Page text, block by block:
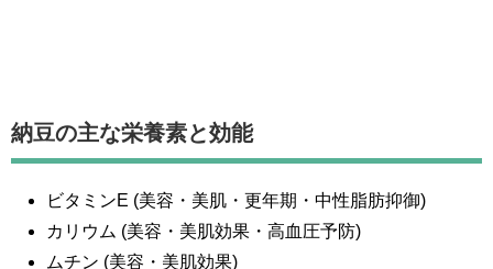
納豆の主な栄養素と効能
ビタミンE (美容・美肌・更年期・中性脂肪抑御)
カリウム (美容・美肌効果・高血圧予防)
ムチン (美容・美肌効果)